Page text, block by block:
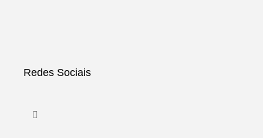
Redes Sociais